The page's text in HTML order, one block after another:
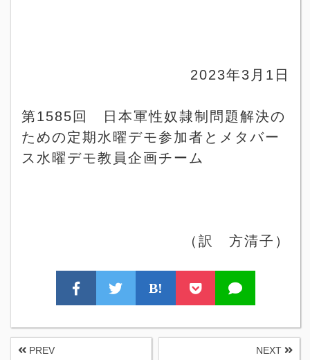
2023年3 月 1 日
第1585回 日本軍性奴隷制問題解決の
ための定期水曜デモ参加者とメタバー
ス水曜デモ教員企画チーム
（訳 方清子）
B!
PREV NEXT